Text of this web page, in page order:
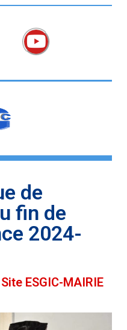
de
fin de
2024-
ESGIC-MAIRIE